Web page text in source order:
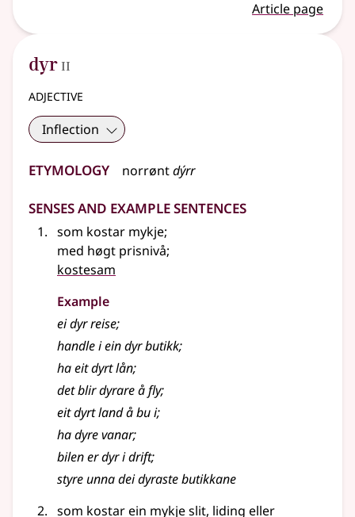
Article page
dyr 2
II
adjective
Inflection
Etymology norrøntdýrr
Senses and Example Sentences
som kostar mykje;
med høgt prisnivå;
kostesam
Example
ei dyr reise;
handle i ein dyr butikk;
ha eit dyrt lån;
det blir dyrare å fly;
eit dyrt land å bu i;
ha dyre vanar;
bilen er dyr i drift;
styre unna dei dyraste butikkane
som kostar ein mykje slit, liding eller